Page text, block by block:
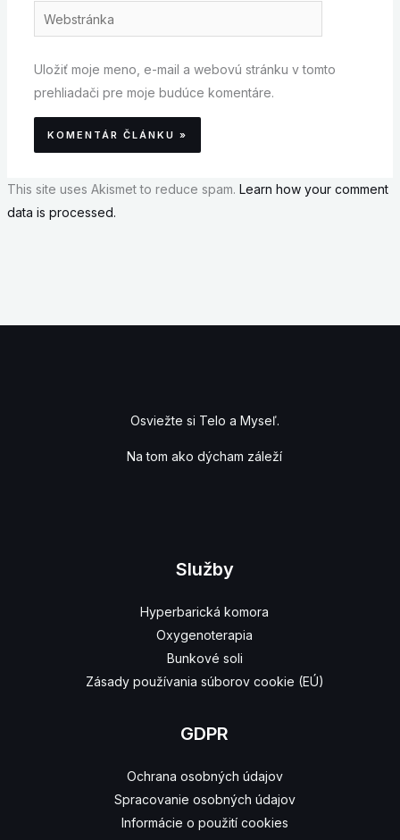
Webstránka
Uložiť moje meno, e-mail a webovú stránku v tomto
prehliadači pre moje budúce komentáre.
This site uses Akismet to reduce spam. Learn how your comment
data is processed.
Osviežte si Telo a Myseľ.
Na tom ako dýcham záleží
Služby
Hyperbarická komora
Oxygenoterapia
Bunkové soli
Zásady používania súborov cookie (EÚ)
GDPR
Ochrana osobných údajov
Spracovanie osobných údajov
Informácie o použití cookies